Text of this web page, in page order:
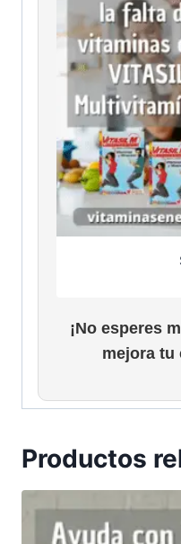
¡No esperes
mejora tu
Productos